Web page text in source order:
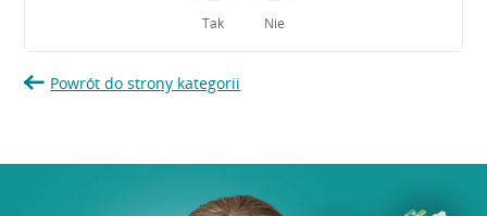
Tak Nie
Powrót do strony kategorii